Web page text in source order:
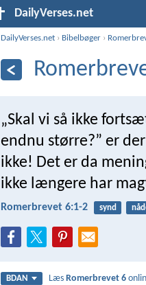
DailyVerses.net
DailyVerses.net › Bibelbøger ›
„Skal vi så ikke
endnu større?” er
ikke! Det er da
ikke længere har
Romerbrevet 6:1-2 synd
BDAN LæsRomerbrevet 6